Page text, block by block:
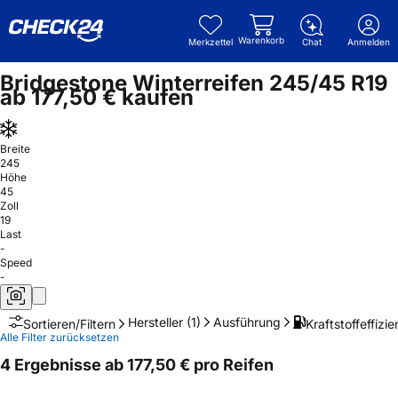
Merkzettel Warenkorb Chat Anmelden
Bridgestone Winterreifen 245/45 R19
ab 177,50 € kaufen
Breite
245
Höhe
45
Zoll
19
Last
-
Speed
-
Sortieren/Filtern Hersteller (1) Ausführung
Alle Filter zurücksetzen
4 Ergebnisse ab 177,50 € pro Reifen